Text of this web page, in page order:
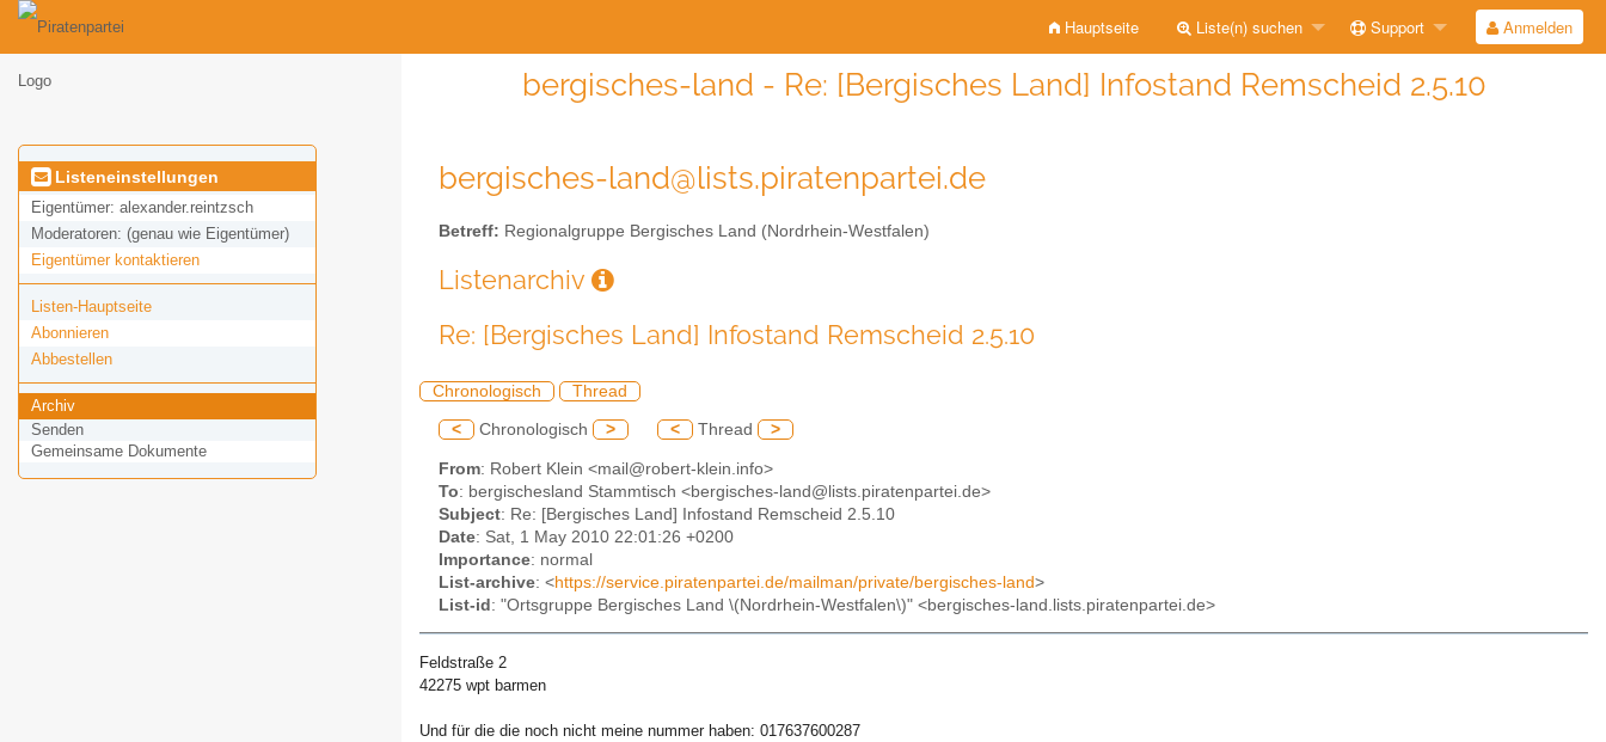
Hauptseite Liste(n) suchen Support Anmelden
bergisches-land - Re: [Bergisches Land] Infostand Remscheid 2.5.10
Listeneinstellungen
Eigentümer: alexander.reintzsch
Moderatoren: (genau wie Eigentümer)
Eigentümer kontaktieren
Listen-Hauptseite
Abonnieren
Abbestellen
Archiv
Senden
Gemeinsame Dokumente
bergisches-land@lists.piratenpartei.de
Betreff: Regionalgruppe Bergisches Land (Nordrhein-Westfalen)
Listenarchiv
Re: [Bergisches Land] Infostand Remscheid 2.5.10
Chronologisch Thread
< Chronologisch > < Thread >
From: Robert Klein <mail@robert-klein.info>
To: bergischesland Stammtisch <bergisches-land@lists.piratenpartei.de>
Subject: Re: [Bergisches Land] Infostand Remscheid 2.5.10
Date: Sat, 1 May 2010 22:01:26 +0200
Importance: normal
List-archive: <https://service.piratenpartei.de/mailman/private/bergisches-land>
List-id : "Ortsgruppe Bergisches Land \(Nordrhein-Westfalen\)" <bergisches-land.lists.piratenpartei.de>
Feldstraße 2
42275 wpt barmen
Und für die die noch nicht meine nummer haben: 017637600287